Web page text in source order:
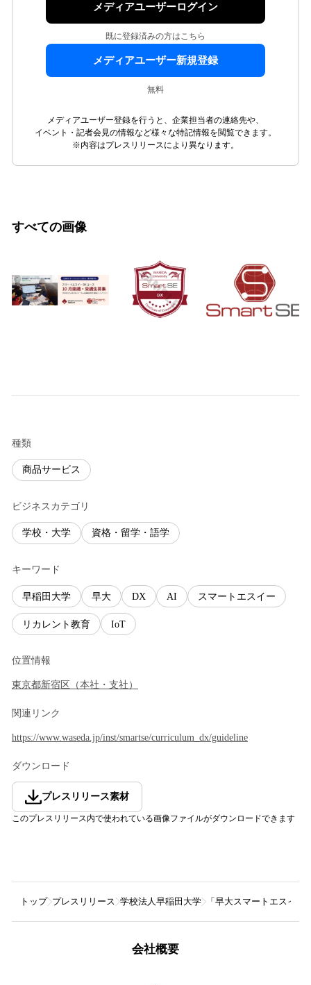
メディアユーザーログイン
既に登録済みの方はこちら
メディアユーザー新規登録
無料
メディアユーザー登録を行うと、企業担当者の連絡先や、
イベント・記者会見の情報など様々な特記情報を閲覧できます。
※内容はプレスリリースにより異なります。
すべての画像
種類
商品サービス
ビジネスカテゴリ
学校・大学 資格・留学・語学
キーワード
早稲田大学 早大 DX AI スマートエスイー
リカレント教育 IoT
位置情報
東京都新宿区 （本社・支社 ）
関連リンク
https://www.waseda.jp/inst/smartse/curriculum_dx/guideline
ダウンロード
プレスリリース素材
このプレスリリース内で使われている画像ファイルがダウンロードできます
トップ プレスリリース 学校法人早稲田大学 「早大スマートエスイ
会社概要